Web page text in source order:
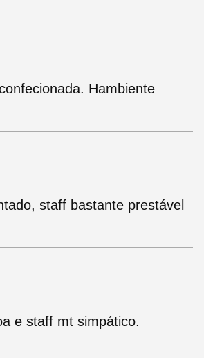
Hambiente
staff bastante prestável
e staff mt simpático.